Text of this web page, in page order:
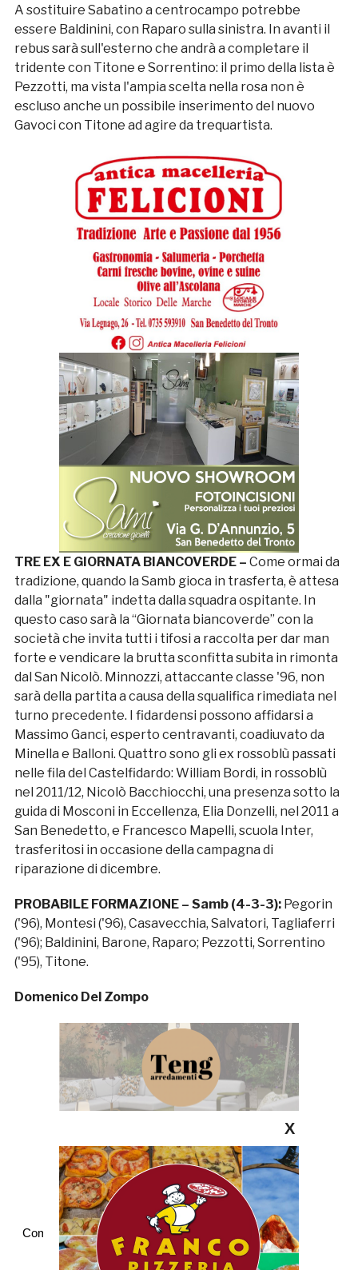
A sostituire Sabatino a centrocampo potrebbe
essere Baldinini, con Raparo sulla sinistra. In avanti il
rebus sarà sull'esterno che andrà a completare il
tridente con Titone e Sorrentino: il primo della lista è
Pezzotti, ma vista l'ampia scelta nella rosa non è
escluso anche un possibile inserimento del nuovo
Gavoci con Titone ad agire da trequartista.
TRE EX E GIORNATA BIANCOVERDE – Come ormai da
tradizione, quando la Samb gioca in trasferta, è attesa
dalla "giornata" indetta dalla squadra ospitante. In
questo caso sarà la “Giornata biancoverde” con la
società che invita tutti i tifosi a raccolta per dar man
forte e vendicare la brutta sconfitta subita in rimonta
dal San Nicolò. Minnozzi, attaccante classe '96, non
sarà della partita a causa della squalifica rimediata nel
turno precedente. I fidardensi possono affidarsi a
Massimo Ganci, esperto centravanti, coadiuvato da
Minella e Balloni. Quattro sono gli ex rossoblù passati
nelle fila del Castelfidardo: William Bordi, in rossoblù
nel 2011/12, Nicolò Bacchiocchi, una presenza sotto la
guida di Mosconi in Eccellenza, Elia Donzelli, nel 2011 a
San Benedetto, e Francesco Mapelli, scuola Inter,
trasferitosi in occasione della campagna di
riparazione di dicembre.
PROBABILE FORMAZIONE – Samb (4-3-3): Pegorin
('96), Montesi ('96), Casavecchia, Salvatori, Tagliaferri
('96); Baldinini, Barone, Raparo; Pezzotti, Sorrentino
('95), Titone.
Domenico Del Zompo
Commenti
X